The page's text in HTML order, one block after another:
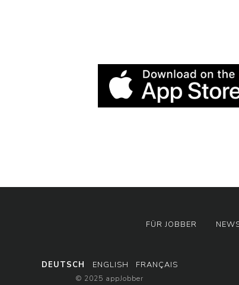
FÜR JOBBER
DEUTSCH ENGLISH FRANÇAIS
© 2025 appJobber